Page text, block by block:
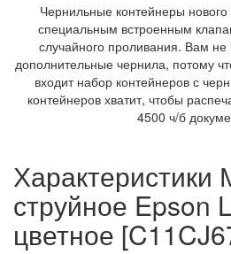
Чернильные контейнеры
специальным встроенным
случайного проливания. Вам не
дополнительные чернила, потому
входит набор контейнеров с
контейнеров хватит, чтобы
4500 ч/б
струйное Epson
цветное